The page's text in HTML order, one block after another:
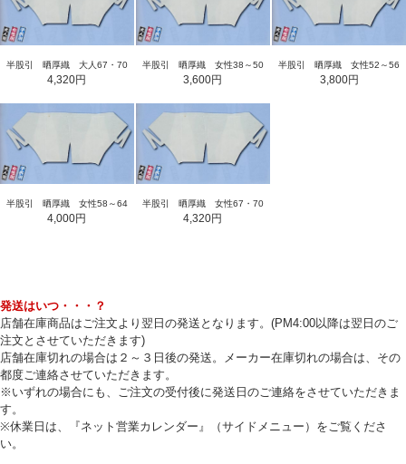
半股引 晒厚織 大人67・70
4,320円
半股引 晒厚織 女性38～50
3,600円
半股引 晒厚織 女性52～56
3,800円
半股引 晒厚織 女性58～64
4,000円
半股引 晒厚織 女性67・70
4,320円
発送はいつ・・・？
店舗在庫商品はご注文より翌日の発送となります。(PM4:00以降は翌日のご
注文とさせていただきます)
店舗在庫切れの場合は２～３日後の発送。メーカー在庫切れの場合は、その
都度ご連絡させていただきます。
※いずれの場合にも、ご注文の受付後に発送日のご連絡をさせていただきま
す。
※休業日は、『ネット営業カレンダー』（サイドメニュー）をご覧くださ
い。